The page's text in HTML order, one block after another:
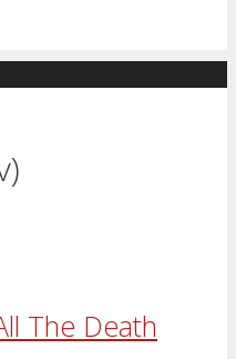
The Death